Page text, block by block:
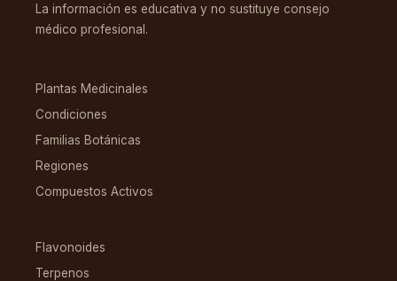
La información es educativa y no sustituye consejo
médico profesional.
Plantas Medicinales
Condiciones
Familias Botánicas
Regiones
Compuestos Activos
Flavonoides
Terpenos